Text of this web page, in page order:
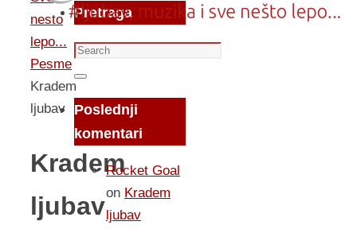
nesto
lepo...
Pesme
Kradem
ljubav
Kradem
ljubav
Pretraga
Search
for:
Search
Poslednji
komentari
Rocket Goal
on Kradem
ljubav